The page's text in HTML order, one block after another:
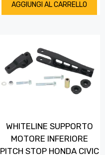
AGGIUNGI AL CARRELLO
WHITELINE SUPPORTO
MOTORE INFERIORE
PITCH STOP HONDA CIVIC